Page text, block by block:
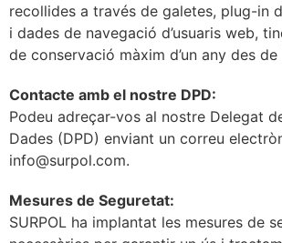
recollides a través de galetes, plug-in
i dades de navegació d’usuaris web,
de conservació màxim d’un any des
Contacte amb el nostre DPD:
Podeu adreçar-vos al nostre Delegat
Dades (DPD) enviant un correu
info@surpol.com.
Mesures de Seguretat:
SURPOL ha implantat les mesures de